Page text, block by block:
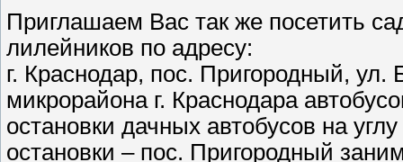
Приглашаем Вас так же посетить
лилейников по адресу:
г. Краснодар, пос. Пригородный, ул.
микрорайона г. Краснодара
остановки дачных автобусов на
остановки – пос. Пригородный